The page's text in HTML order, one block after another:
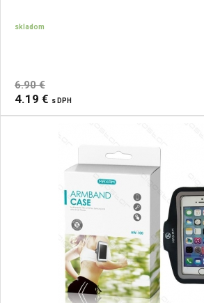
skladom
6.90 €
4.19 € s DPH